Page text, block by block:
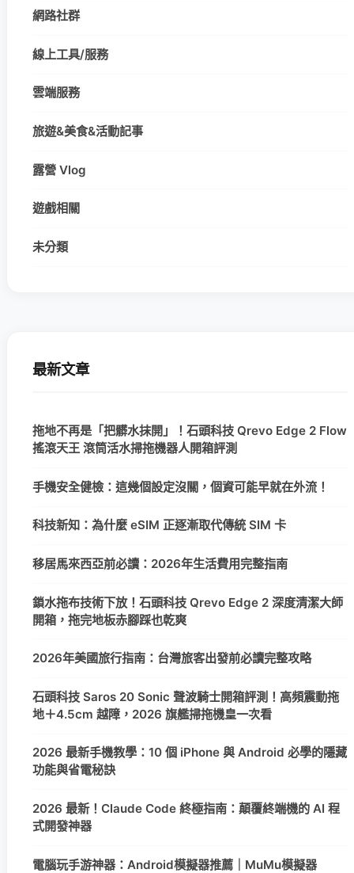
網路社群
線上工具/服務
雲端服務
旅遊&美食&活動記事
露營 Vlog
遊戲相關
未分類
最新文章
拖地不再是「把髒水抹開」！石頭科技 Qrevo Edge 2 Flow
搖滾天王 滾筒活水掃拖機器人開箱評測
手機安全健檢：這幾個設定沒關，個資可能早就在外流！
科技新知：為什麼 eSIM 正逐漸取代傳統 SIM 卡
移居馬來西亞前必讀：2026年生活費用完整指南
鎖水拖布技術下放！石頭科技 Qrevo Edge 2 深度清潔大師
開箱，拖完地板赤腳踩也乾爽
2026年美國旅行指南：台灣旅客出發前必讀完整攻略
石頭科技 Saros 20 Sonic 聲波騎士開箱評測！高頻震動拖
地＋4.5cm 越障，2026 旗艦掃拖機皇一次看
2026 最新手機教學：10 個 iPhone 與 Android 必學的隱藏
功能與省電秘訣
2026 最新！Claude Code 終極指南：顛覆終端機的 AI 程
式開發神器
電腦玩手游神器：Android模擬器推薦｜MuMu模擬器